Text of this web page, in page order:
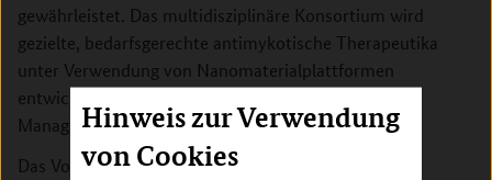
Hinweis zur Verwendung
von Cookies
gewährleistet. Das multidisziplinäre Konsortium wird
gezielte, bedarfsgerechte antimykotische Therapeutika
unter Verwendung von Nanomaterialplattformen
entwickeln, um die Prävention, Behandlung und das
Management von Wundinfektionen zu optimieren.
Das Vorhaben ist Teil eines transnationalen